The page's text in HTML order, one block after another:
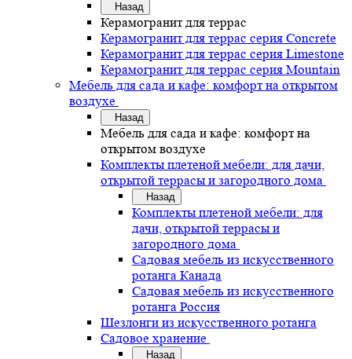
Назад
Керамогранит для террас
Керамогранит для террас серия Concrete
Керамогранит для террас серия Limestone
Керамогранит для террас серия Mountain
Мебель для сада и кафе: комфорт на открытом
воздухе
Назад
Мебель для сада и кафе: комфорт на
открытом воздухе
Комплекты плетеной мебели: для дачи,
открытой террасы и загородного дома
Назад
Комплекты плетеной мебели: для
дачи, открытой террасы и
загородного дома
Садовая мебель из искусственного
ротанга Канада
Садовая мебель из искусственного
ротанга Россия
Шезлонги из искусственного ротанга
Садовое хранение
Назад